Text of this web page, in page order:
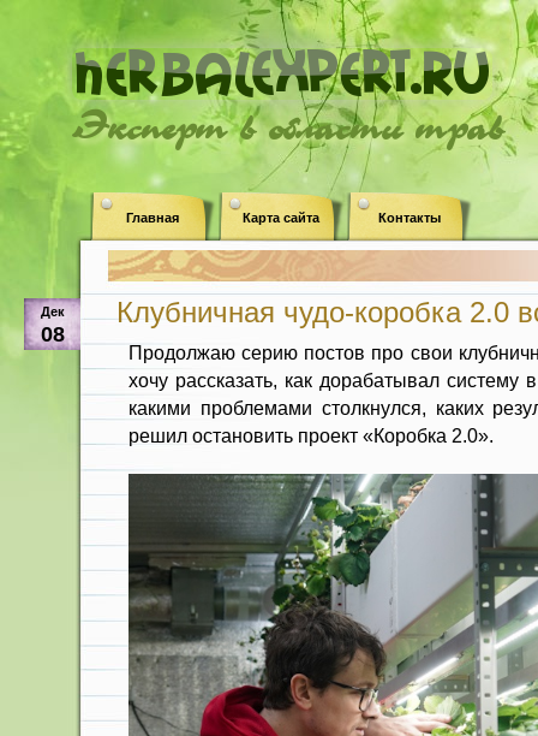
Эксперт в области трав
Главная Карта сайта Контакты
Дек
08
Клубничная чудо-коробка 2.0
Продолжаю серию постов про свои
хочу рассказать, как дорабатывал систему
какими проблемами столкнулся, каких
решил остановить проект «Коробка 2.0».